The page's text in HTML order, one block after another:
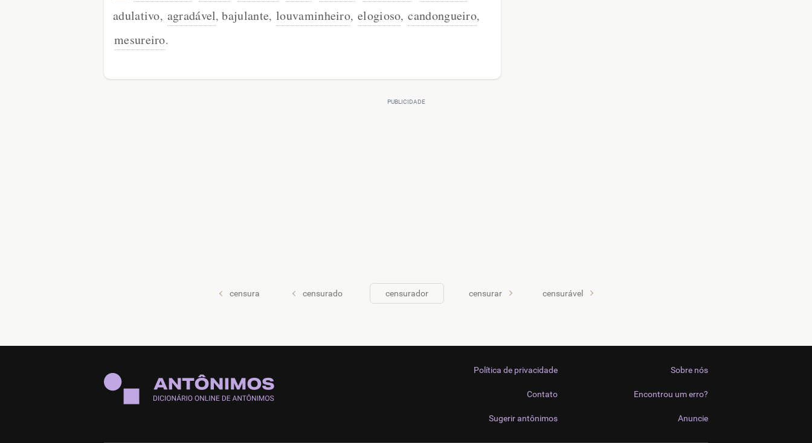
adulativo, agradável,bajulante, louvaminheiro, elogioso, candongueiro,
mesureiro.
censura censurado censurador censurar censurável
Sobre nós
Encontrou um erro?
Anuncie
Política de privacidade
Contato
Sugerir antônimos